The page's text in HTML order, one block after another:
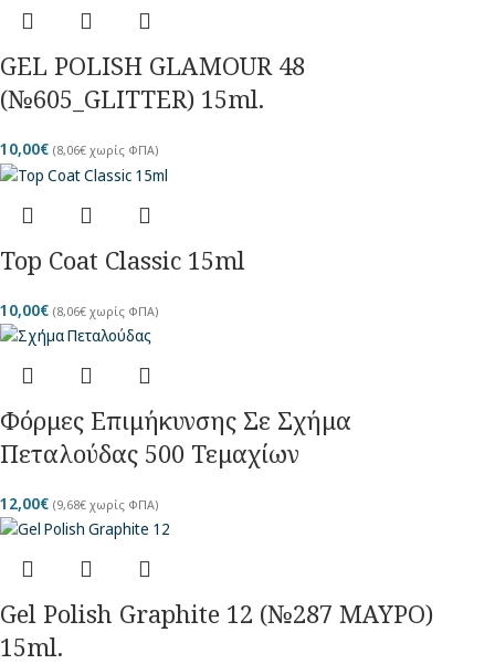
GEL POLISH GLAMOUR 48
(№605_GLITTER) 15ml.
10,00€ (8,06€ χωρίς ΦΠΑ)
Top Coat Classic 15ml
10,00€ (8,06€ χωρίς ΦΠΑ)
Φόρμες Επιμήκυνσης Σε Σχήμα
Πεταλούδας 500 Τεμαχίων
12,00€ (9,68€ χωρίς ΦΠΑ)
Gel Polish Graphite 12 (№287 ΜΑΥΡΟ)
15ml.